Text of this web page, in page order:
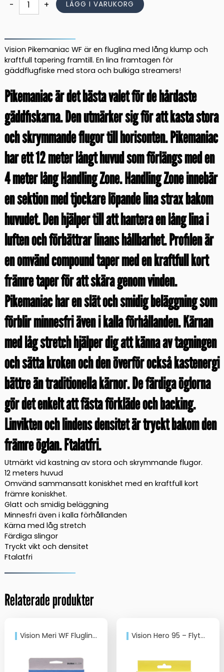
-
Fluglina
+ LÄGG I VARUKORG
Vision Pikemaniac WF är en fluglina med lång klump och
kraftfull tapering framtill. En lina framtagen för
gäddflugfiske med stora och bulkiga streamers!
Pikemaniac är det bästa valet för de hårdaste
gäddfiskarna. Den utmärker sig för att kasta stora
och skrymmande flugor till horisonten. Pikemaniac
har ett 12 meter långt huvud som förlängs med en
4 meter lång Handling Zone. Handling Zone innebär
en sektion med tjockare löpande lina strax bakom
huvudet. Den hjälper till att hantera en lång lina i
luften och förbättrar linans hållbarhet. Profilen är
en omvänd compound taper med en kraftfull kort
främre taper för att skära genom vinden.
Pikemaniac har en slät och smidig beläggning som
förblir minnesfri även i kalla förhållanden. Kärnan
med låg stretch hjälper dig att känna av tagningen
och sätta kroken och den överför också kastenergi
bättre än traditionella kärnor. De färdiga öglorna
gör det enkelt att fästa förkläde och backing.
Linvikten och lindens densitet är tryckt bakom den
främre öglan. Ftalatfri.
Utmärkt vid kastning av stora och skrymmande flugor.
12 meters huvud
Omvänd sammansatt koniskhet med en kraftfull kort
främre koniskhet.
Glatt och smidig beläggning
Minnesfri även i kalla förhållanden
Kärna med låg stretch
Färdiga slingor
Tryckt vikt och densitet
Ftalatfri
Relaterade produkter
Vision Meri WF Fluglina WF6/15G Slomo Vision Hero 95 – Flytande WF6F